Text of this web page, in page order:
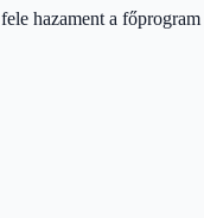
hazament a